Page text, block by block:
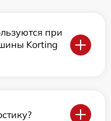
при
Korting